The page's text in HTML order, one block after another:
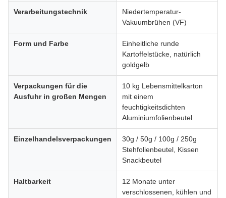
Verarbeitungstechnik
Niedertemperatur-
Vakuumbrühen (VF)
Form und Farbe
Einheitliche runde
Kartoffelstücke, natürlich
goldgelb
Verpackungen für die
Ausfuhr in großen Mengen
10 kg Lebensmittelkarton
mit einem
feuchtigkeitsdichten
Aluminiumfolienbeutel
Einzelhandelsverpackungen
30g / 50g / 100g / 250g
Stehfolienbeutel, Kissen
Snackbeutel
Haltbarkeit
12 Monate unter
verschlossenen, kühlen und